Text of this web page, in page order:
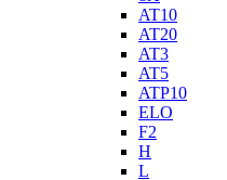
AT10
AT20
AT3
AT5
ATP10
ELO
F2
H
L